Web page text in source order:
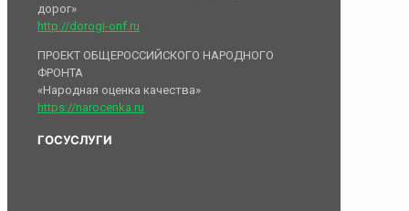
дорог»
http://dorogi-onf.ru
ПРОЕКТ ОБЩЕРОССИЙСКОГО НАРОДНОГО
ФРОНТА
«Народная оценка качества»
https://narocenka.ru
ГОСУСЛУГИ